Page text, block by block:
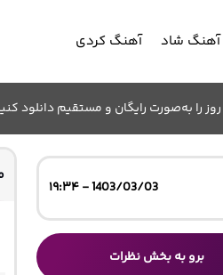
آهنگ شاد آهنگ کردی
را به‌صورت رایگان و مستقیم دانلود
1403/03/03 - ۱۹:۳۴
برو به بخش نظرات